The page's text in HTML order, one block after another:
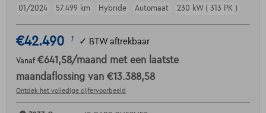
01/2024
57.499 km Hybride Automaat 230 kW ( 313 PK )
€42.490 1 ✓ BTW aftrekbaar
Vanaf €641,58/maand met een laatste
maandaflossing van €13.388,58
Ontdek het volledige cijfervoorbeeld